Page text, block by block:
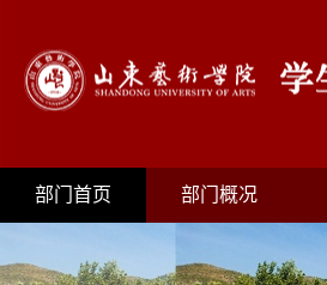
部门首页 部门概况